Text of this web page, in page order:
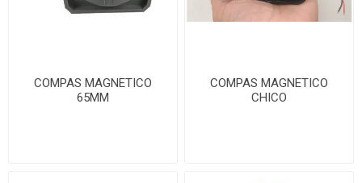
COMPAS MAGNETICO
65MM
COMPAS MAGNETICO
CHICO